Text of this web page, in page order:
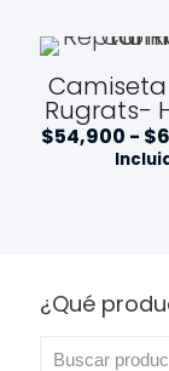
Rugrats-
$54,900 - $
¿Qué